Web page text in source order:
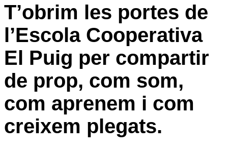
T’obrim les portes de
l’Escola Cooperativa
El Puig per compartir
de prop, com som,
com aprenem i com
creixem plegats.